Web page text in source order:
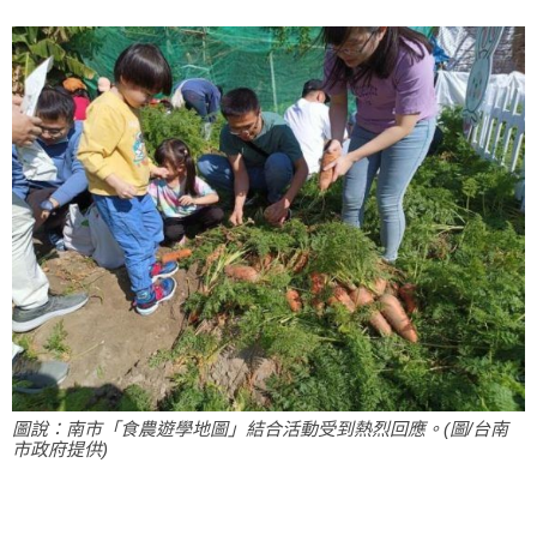
圖說：南市「食農遊學地圖」結合活動受到熱烈回應。(圖/台南
市政府提供)